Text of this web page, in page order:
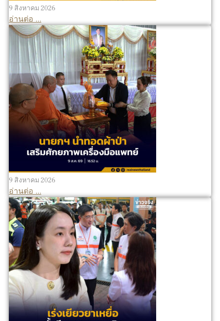
9 สิงหาคม 2026
อ่านต่อ ...
9 สิงหาคม 2026
อ่านต่อ ...